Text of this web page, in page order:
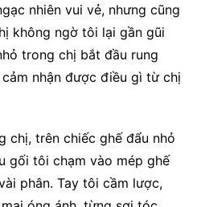
nhiên vui vẻ, nhưng cũng
không ngờ tôi lại gần gũi
trong chị bắt đầu rung
nhận được điều gì từ chị
chị, trên chiếc ghế đẩu nhỏ
gối tôi chạm vào mép ghế
phân. Tay tôi cầm lược,